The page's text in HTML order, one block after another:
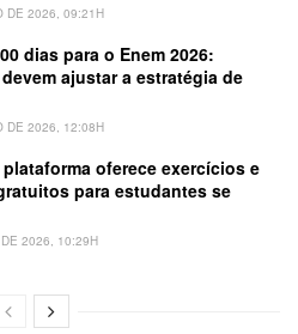
DE 2026, 09:21H
dias para o Enem 2026:
ajustar a estratégia de
DE 2026, 12:08H
plataforma oferece exercícios e
para estudantes se
2026, 10:29H